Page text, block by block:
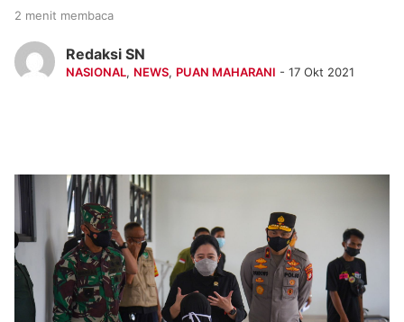
2 menit membaca
Redaksi SN
NASIONAL, NEWS, PUAN MAHARANI - 17 Okt 2021